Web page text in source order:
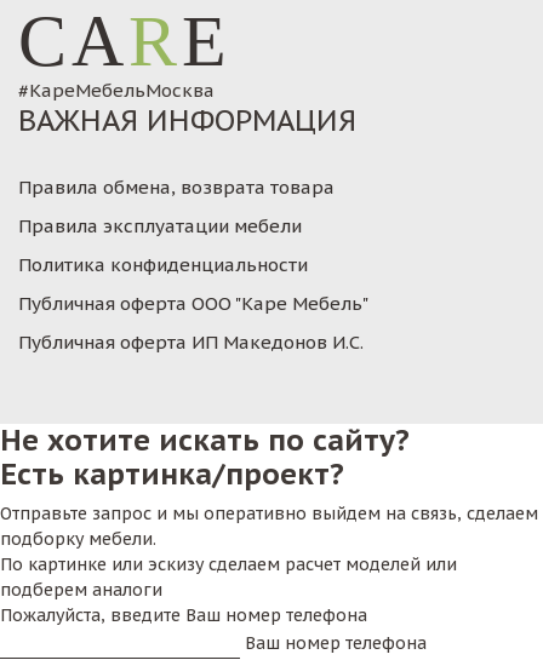
CARE
#КареМебельМосква
ВАЖНАЯ ИНФОРМАЦИЯ
Правила обмена, возврата товара
Правила эксплуатации мебели
Политика конфиденциальности
Публичная оферта ООО "Каре Мебель"
Публичная оферта ИП Македонов И.С.
Не хотите искать по сайту?
Есть картинка/проект?
Отправьте запрос и мы оперативно выйдем на связь, сделаем
подборку мебели.
По картинке или эскизу сделаем расчет моделей или
подберем аналоги
Пожалуйста, введите Ваш номер телефона
Ваш номер телефона